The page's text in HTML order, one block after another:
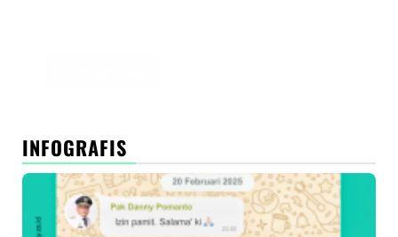
INFOGRAFIS